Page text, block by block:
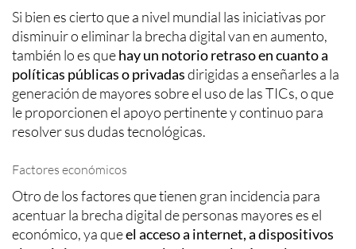
Si bien es cierto que a nivel mundial las iniciativas por
disminuir o eliminar la brecha digital van en aumento,
también lo es quehay un notorio retraso en cuanto a
políticas públicas o privadasdirigidas a enseñarles a la
generación de mayores sobre el uso de las TICs, o que
le proporcionen el apoyo pertinente y continuo para
resolver sus dudas tecnológicas.
Factores económicos
Otro de los factores que tienen gran incidencia para
acentuar la brecha digital de personas mayores es el
económico, ya queel acceso a internet, a dispositivos